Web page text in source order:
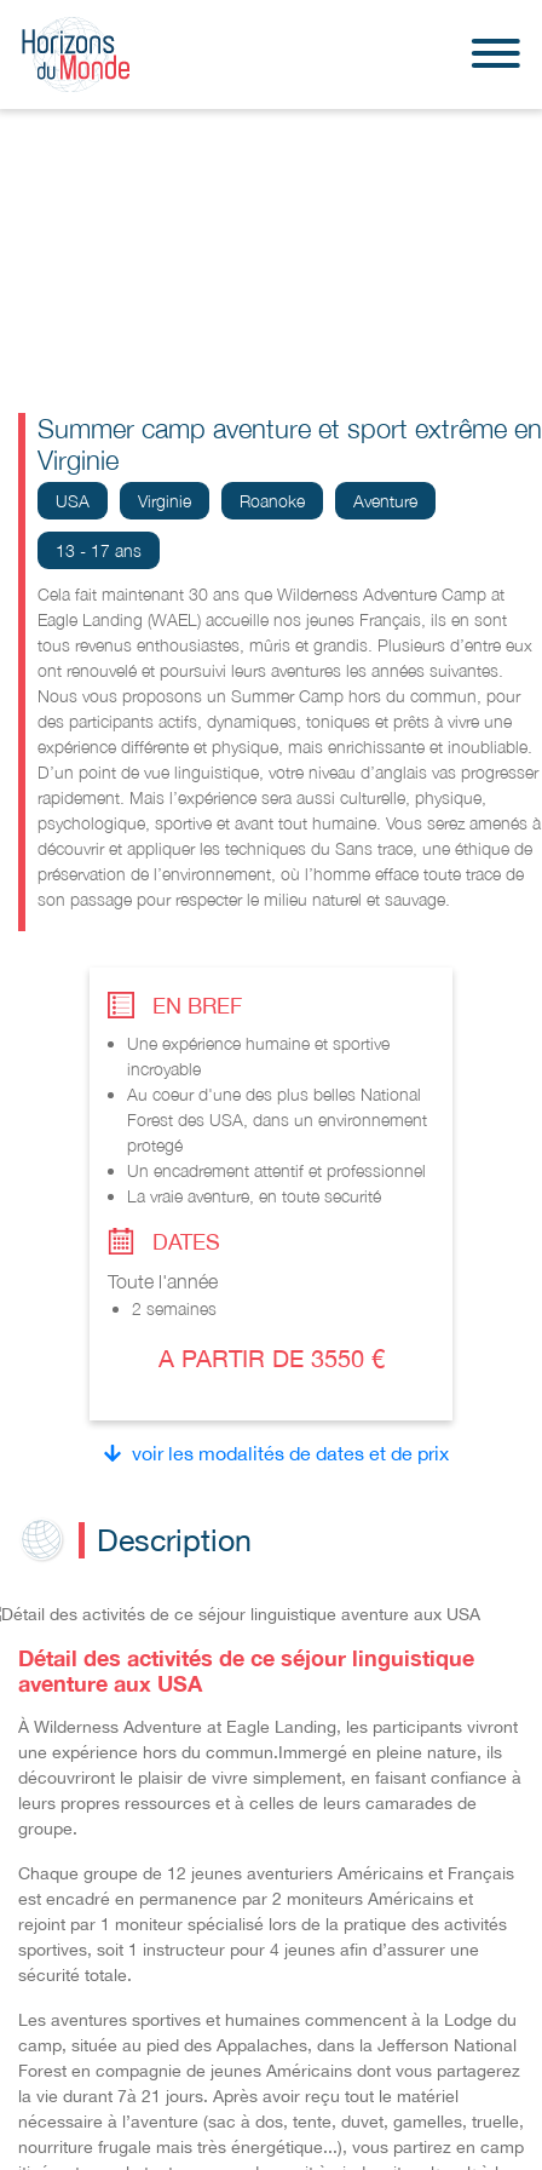
Summer camp aventure et sport extrême en
Virginie
USA Virginie Roanoke Aventure
13 - 17 ans
Cela fait maintenant 30 ans que Wilderness Adventure Camp at
Eagle Landing (WAEL) accueille nos jeunes Français, ils en sont
tous revenus enthousiastes, mûris et grandis. Plusieurs d’entre eux
ont renouvelé et poursuivi leurs aventures les années suivantes.
Nous vous proposons un Summer Camp hors du commun, pour
des participants actifs, dynamiques, toniques et prêts à vivre une
expérience différente et physique, mais enrichissante et inoubliable.
D’un point de vue linguistique, votre niveau d’anglais vas progresser
rapidement. Mais l’expérience sera aussi culturelle, physique,
psychologique, sportive et avant tout humaine. Vous serez amenés à
découvrir et appliquer les techniques du Sans trace, une éthique de
préservation de l’environnement, où l’homme efface toute trace de
son passage pour respecter le milieu naturel et sauvage.
EN BREF
Une expérience humaine et sportive
incroyable
Au coeur d'une des plus belles National
Forest des USA, dans un environnement
protegé
Un encadrement attentif et professionnel
La vraie aventure, en toute securité
DATES
Toute l'année
2 semaines
A PARTIR DE 3550 €
voir les modalités de dates et de prix
Description
Détail des activités de ce séjour linguistique
aventure aux USA
À Wilderness Adventure at Eagle Landing, les participants vivront
une expérience hors du commun.Immergé en pleine nature, ils
découvriront le plaisir de vivre simplement, en faisant confiance à
leurs propres ressources et à celles de leurs camarades de
groupe.
Chaque groupe de 12 jeunes aventuriers Américains et Français
est encadré en permanence par 2 moniteurs Américains et
rejoint par 1 moniteur spécialisé lors de la pratique des activités
sportives, soit 1 instructeur pour 4 jeunes afin d’assurer une
sécurité totale.
Les aventures sportives et humaines commencent à la Lodge du
camp, située au pied des Appalaches, dans la Jefferson National
Forest en compagnie de jeunes Américains dont vous partagerez
la vie durant 7à 21 jours. Après avoir reçu tout le matériel
nécessaire à l’aventure (sac à dos, tente, duvet, gamelles, truelle,
nourriture frugale mais très énergétique...), vous partirez en camp